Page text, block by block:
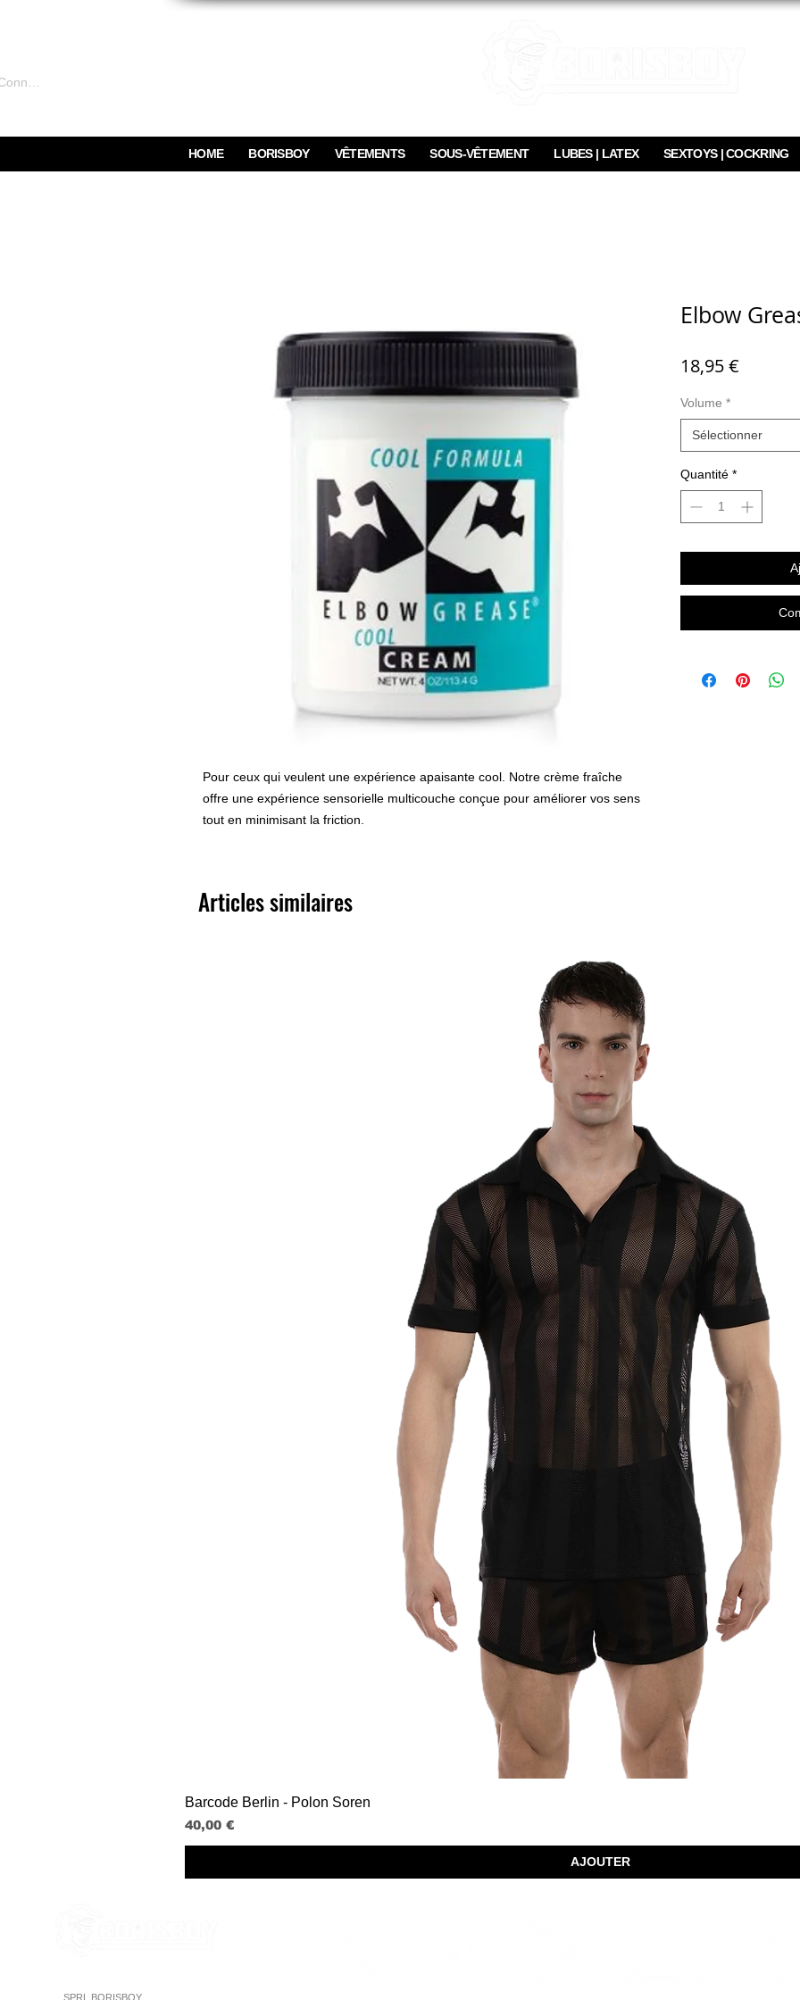
HOME BORISBOY VÊTEMENTS SOUS-VÊTEMENT LUBES | LATEX SEXTOYS | COCKRING
Pour ceux qui veulent une expérience apaisante cool. Notre crème fraîche
offre une expérience sensorielle multicouche conçue pour améliorer vos sens
tout en minimisant la friction.
Elbow
18,95 €
Volume *
Sélectionner
Quantité *
Articles similaires
Barcode Berlin - Polon Soren
Prix
40,00 €
AJOUTER
SPRL BORISBOY